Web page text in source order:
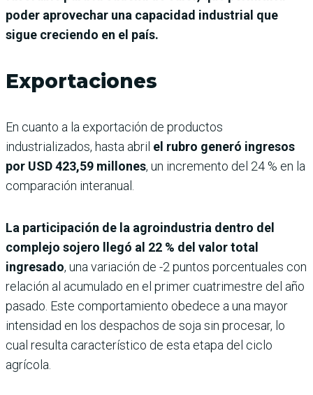
poder aprovechar una capacidad industrial que
sigue creciendo en el país.
Exportaciones
En cuanto a la exportación de productos
industrializados, hasta abril el rubro generó ingresos
por USD 423,59 millones, un incremento del 24 % en la
comparación interanual.
La participación de la agroindustria dentro del
complejo sojero llegó al 22 % del valor total
ingresado, una variación de -2 puntos porcentuales con
relación al acumulado en el primer cuatrimestre del año
pasado. Este comportamiento obedece a una mayor
intensidad en los despachos de soja sin procesar, lo
cual resulta característico de esta etapa del ciclo
agrícola.